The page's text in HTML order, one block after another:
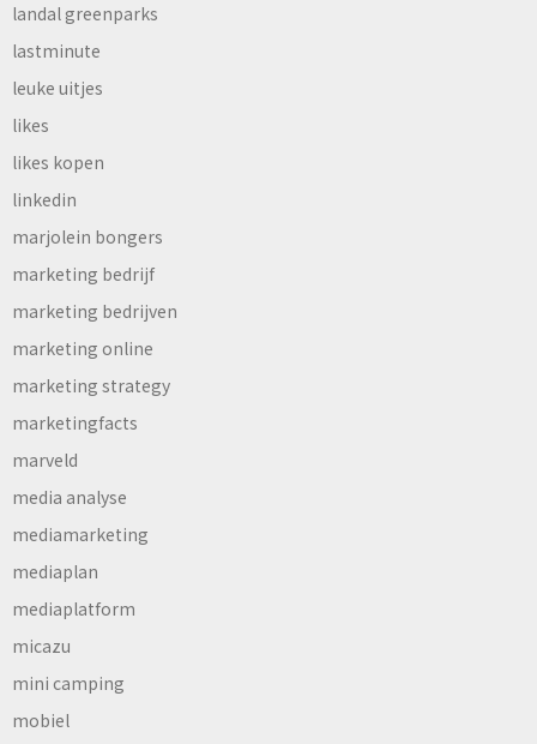
landal greenparks
lastminute
leuke uitjes
likes
likes kopen
linkedin
marjolein bongers
marketing bedrijf
marketing bedrijven
marketing online
marketing strategy
marketingfacts
marveld
media analyse
mediamarketing
mediaplan
mediaplatform
micazu
mini camping
mobiel